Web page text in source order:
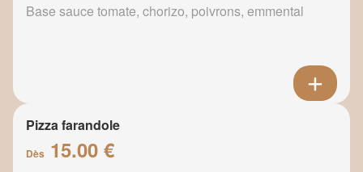
Base sauce tomate, chorizo, poivrons, emmental
Pizza farandole
Dès 15.00 €